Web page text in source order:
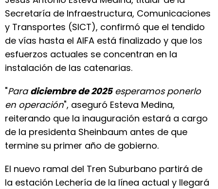
Secretaría de Infraestructura, Comunicaciones
y Transportes (SICT), confirmó que el tendido
de vías hasta el AIFA está finalizado y que los
esfuerzos actuales se concentran en la
instalación de las catenarias.
"Paradiciembre de 2025esperamos ponerlo
en operación", aseguró Esteva Medina,
reiterando que la inauguración estará a cargo
de la presidenta Sheinbaum antes de que
termine su primer año de gobierno.
El nuevo ramal del Tren Suburbano partirá de
la estación Lechería de la línea actual y llegará